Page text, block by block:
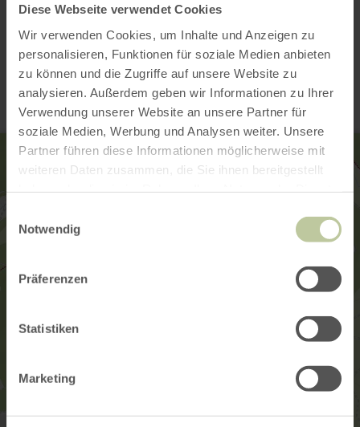
Diese Webseite verwendet Cookies
Wir verwenden Cookies, um Inhalte und Anzeigen zu
personalisieren, Funktionen für soziale Medien anbieten
zu können und die Zugriffe auf unsere Website zu
analysieren. Außerdem geben wir Informationen zu Ihrer
Verwendung unserer Website an unsere Partner für
soziale Medien, Werbung und Analysen weiter. Unsere
Partner führen diese Informationen möglicherweise mit
weiteren Daten zusammen, die Sie ihnen bereitgestellt
Notwendig
Präferenzen
Statistiken
Marketing
Contact